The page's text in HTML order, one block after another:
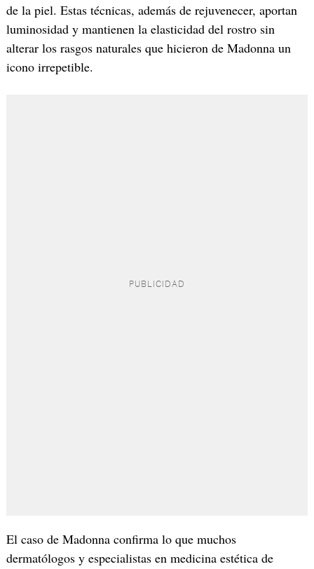
de la piel. Estas técnicas, además de rejuvenecer, aportan
luminosidad y mantienen la elasticidad del rostro sin
alterar los rasgos naturales que hicieron de Madonna un
icono irrepetible.
El caso de Madonna confirma lo que muchos
dermatólogos y especialistas en medicina estética de